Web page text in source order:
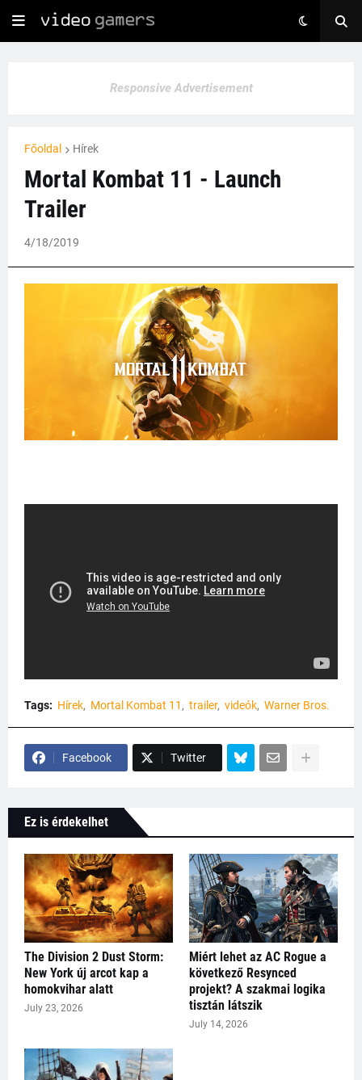
Responsive Advertisement
Főoldal Hírek
Mortal Kombat 11 - Launch
Trailer
4/18/2019
Tags: Hírek Mortal Kombat 11 trailer videók Warner Bros.
Facebook Twitter
Ez is érdekelhet
The Division 2 Dust Storm:
New York új arcot kap a
homokvihar alatt
July 23, 2026
Miért lehet az AC Rogue a
következő Resynced
projekt? A szakmai logika
tisztán látszik
July 14, 2026